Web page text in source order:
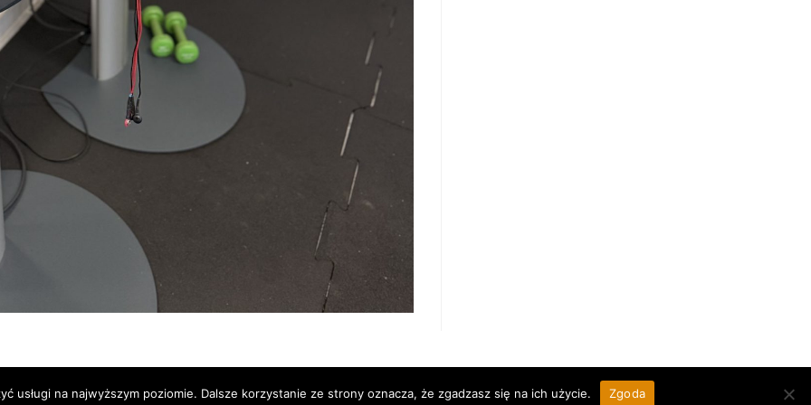
Realizacja:
usługi na najwyższym poziomie. Dalsze korzystanie ze strony oznacza, że zgadzasz się na ich użycie. Zgoda